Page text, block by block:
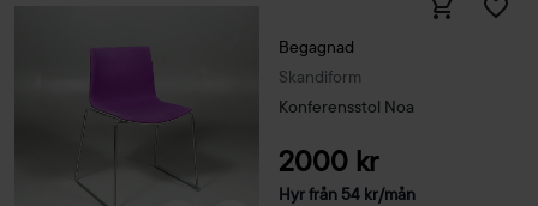
Skandiform
Begagnad
Konferensstol Noa
2000 kr
Hyr från 54 kr/mån